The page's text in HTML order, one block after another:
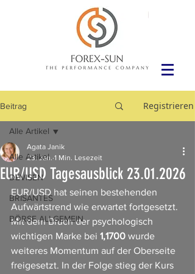
Beitrag Registrieren
Alle Artikel
DEVISEN
BRISANTES
BÖRSE ALLGEMEIN
Alle Artikel
EUR/USD Tagesausblick 23.01.2026
Agata Janik
23. Jan. 1 Min. Lesezeit
EUR/USD hat seinen bestehenden
Aufwärtstrend wie erwartet fortgesetzt.
Mit dem Bruch der psychologisch
wichtigen Marke bei 1,1700 wurde
weiteres Momentum auf der Oberseite
freigesetzt. In der Folge stieg der Kurs